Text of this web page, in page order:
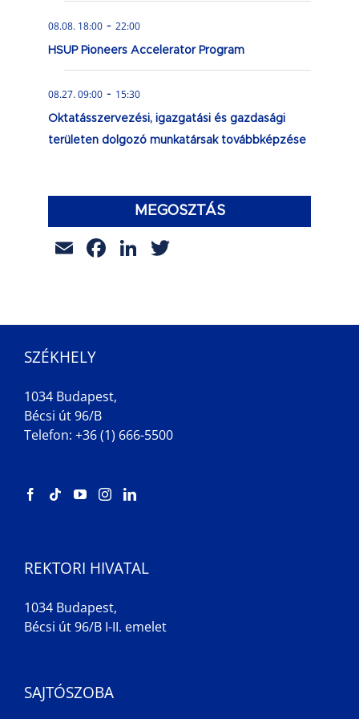
08.08. 18:00 - 22:00
HSUP Pioneers Accelerator Program
08.27. 09:00 - 15:30
Oktatásszervezési, igazgatási és gazdasági
területen dolgozó munkatársak továbbképzése
MEGOSZTÁS
EmailFacebook
LinkedIn
SZÉKHELY
1034 Budapest,
Bécsi út 96/B
Telefon: +36 (1) 666-5500
REKTORI HIVATAL
1034 Budapest,
Bécsi út 96/B I-II. emelet
SAJTÓSZOBA